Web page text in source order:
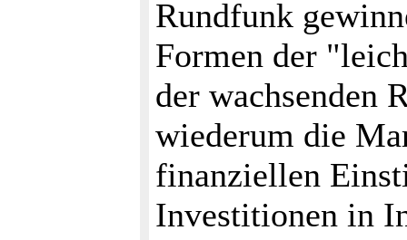
Rundfunk
Formen der
der wachsenden
wiederum die
finanziellen
Investitionen in